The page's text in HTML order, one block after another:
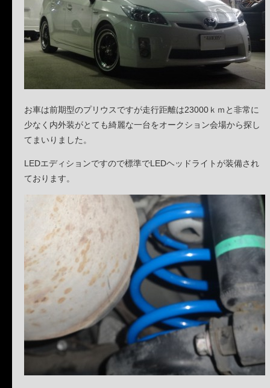
お車は前期型のプリウスですが走行距離は23000ｋｍと非常に
少なく内外装がとても綺麗な一台をオークション会場から探し
てまいりました。
LEDエディションですので標準でLEDヘッドライトが装備され
ております。